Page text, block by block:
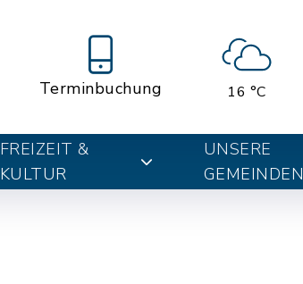
Terminbuchung 16 °C
FREIZEIT &
KULTUR
UNSERE
GEMEINDEN